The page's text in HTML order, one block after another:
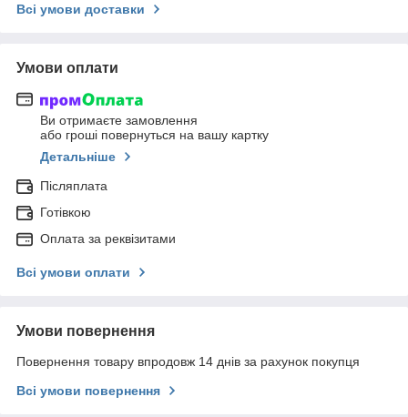
Всі умови доставки
Умови оплати
Ви отримаєте замовлення
або гроші повернуться на вашу картку
Детальніше
Післяплата
Готівкою
Оплата за реквізитами
Всі умови оплати
Умови повернення
Повернення товару впродовж 14 днів за рахунок покупця
Всі умови повернення